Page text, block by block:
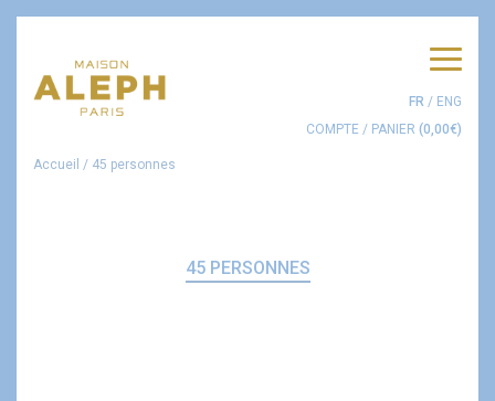
FR / ENG
COMPTE / PANIER (0,00€)
Accueil / 45 personnes
45 PERSONNES